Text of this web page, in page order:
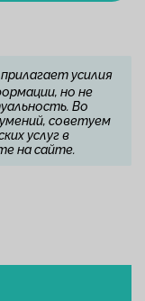
усилия
но не
Во
советуем
услуг в
на сайте.